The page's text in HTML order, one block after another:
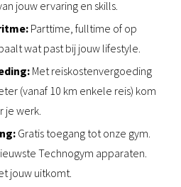
jouw ervaring en skills.
Parttime, fulltime of op
wat past bij jouw lifestyle.
Met reiskostenvergoeding
(vanaf 10 km enkele reis) kom
je werk.
Gratis toegang tot onze gym.
Technogym apparaten.
jouw uitkomt.